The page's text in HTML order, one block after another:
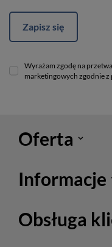
Zapisz się
Wyrażam zgodę na
marketingowych zgodnie
Oferta
Informacje
Obsługa